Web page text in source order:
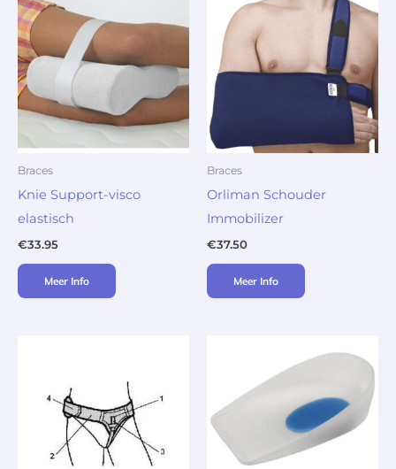
Braces
Knie Support-visco
elastisch
€33.95
Meer Info
Braces
Orliman Schouder
Immobilizer
€37.50
Meer Info